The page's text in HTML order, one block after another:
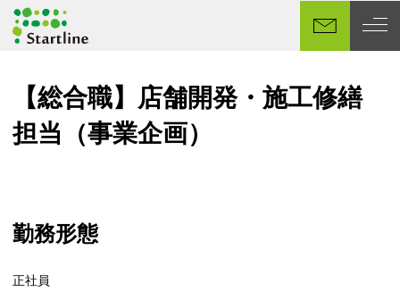
イ
テ
ン
【総合職】店舗開発・施工修繕
担当（事業企画）
勤務形態
正社員